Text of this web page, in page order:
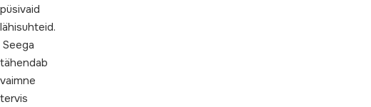
püsivaid
lähisuhteid.
Seega
tähendab
vaimne
tervis